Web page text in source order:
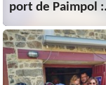
port de Paimpol :
ambiance